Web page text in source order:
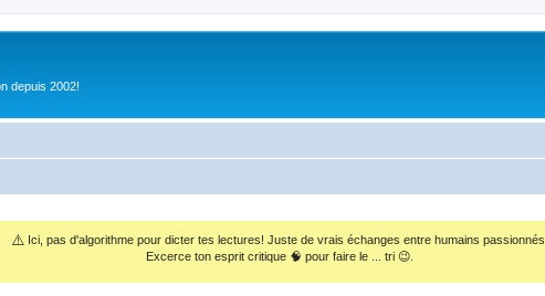
depuis 2002!
⚠️ Ici, pas d'algorithme pour dicter tes lectures! Juste de vrais échanges entre humains passionnés.
Excerce ton esprit critique 🧠 pour faire le ... tri 😉.